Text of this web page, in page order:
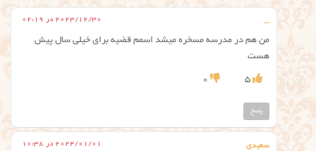
... 2023/12/30 در 02:19
من هم در مدرسه مسخره میشد اسمم قضیه برای خیلی سال پیش
هست
5
0
پاسخ
سعیدی 2024/01/01 در 10:38